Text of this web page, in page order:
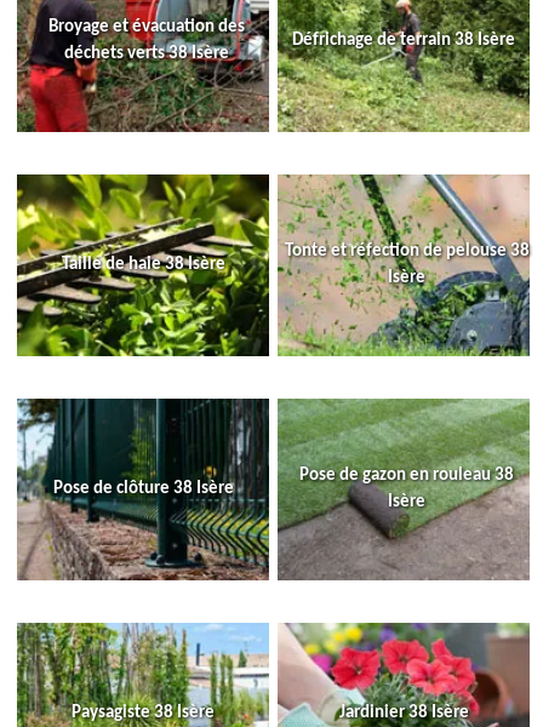
Broyage et évacuation des
déchets verts 38 Isère
Défrichage de terrain 38 Isère
Taille de haie 38 Isère
Tonte et réfection de pelouse 38
Isère
Pose de clôture 38 Isère
Pose de gazon en rouleau 38
Isère
Paysagiste 38 Isère Jardinier 38 Isère